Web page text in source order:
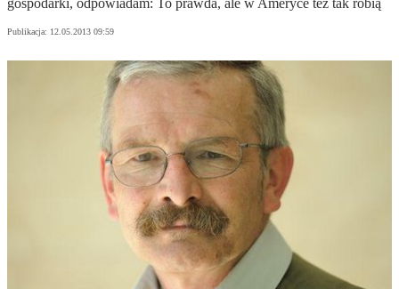
gospodarki, odpowiadam: To prawda, ale w Ameryce też tak robią
Publikacja: 12.05.2013 09:59